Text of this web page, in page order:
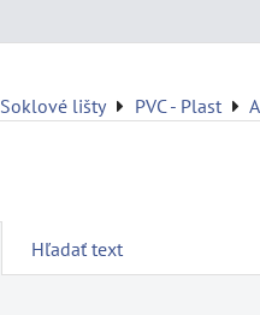
Soklové lišty PVC - Plast
Hľadať text